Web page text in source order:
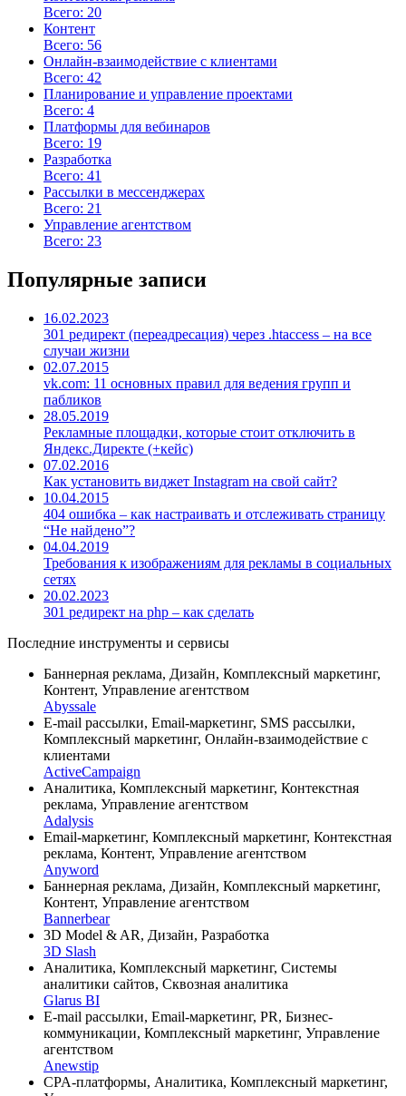
Всего: 20
Контент
Всего: 56
Онлайн-взаимодействие с клиентами
Всего: 42
Планирование и управление проектами
Всего: 4
Платформы для вебинаров
Всего: 19
Разработка
Всего: 41
Рассылки в мессенджерах
Всего: 21
Управление агентством
Всего: 23
Популярные записи
16.02.2023
301 редирект (переадресация) через .htaccess – на все
случаи жизни
02.07.2015
vk.com: 11 основных правил для ведения групп и
пабликов
28.05.2019
Рекламные площадки, которые стоит отключить в
Яндекс.Директе (+кейс)
07.02.2016
Как установить виджет Instagram на свой сайт?
10.04.2015
404 ошибка – как настраивать и отслеживать страницу
“Не найдено”?
04.04.2019
Требования к изображениям для рекламы в социальных
сетях
20.02.2023
301 редирект на php – как сделать
Последние инструменты и сервисы
Баннерная реклама, Дизайн, Комплексный маркетинг,
Контент, Управление агентством
Abyssale
E-mail рассылки, Email-маркетинг, SMS рассылки,
Комплексный маркетинг, Онлайн-взаимодействие с
клиентами
ActiveCampaign
Аналитика, Комплексный маркетинг, Контекстная
реклама, Управление агентством
Adalysis
Email-маркетинг, Комплексный маркетинг, Контекстная
реклама, Контент, Управление агентством
Anyword
Баннерная реклама, Дизайн, Комплексный маркетинг,
Контент, Управление агентством
Bannerbear
3D Model & AR, Дизайн, Разработка
3D Slash
Аналитика, Комплексный маркетинг, Системы
аналитики сайтов, Сквозная аналитика
Glarus BI
E-mail рассылки, Email-маркетинг, PR, Бизнес-
коммуникации, Комплексный маркетинг, Управление
агентством
Anewstip
CPA-платформы, Аналитика, Комплексный маркетинг,